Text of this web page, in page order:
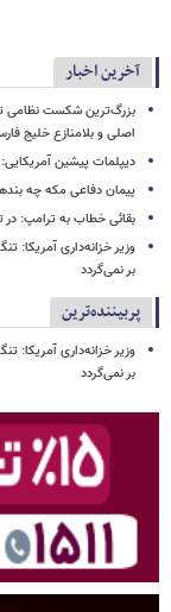
آخرین اخبار
بزرگ‌ترین شکست نظامی
اصلی و بلامنازع خلیج
دیپلمات پیشین
پیمان دفاعی مکه چه
بقائی خطاب به ترامپ: در
وزیر خزانه‌داری آمریکا:
بر نمی‌گردد
پربیننده‌ترین
وزیر خزانه‌داری آمریکا:
بر نمی‌گردد